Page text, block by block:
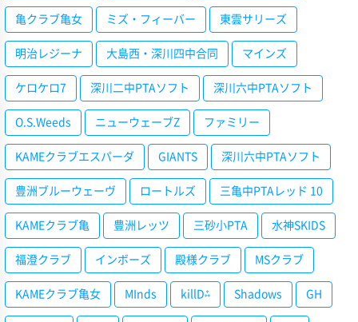
亀クラブ亀女 ミズ・フィーバー 東雲サリーズ
明治レジーナ 大島西・深川四中合同 マインズ
ケロケロ7 深川二中PTAソフト 深川六中PTAソフト
O.S.Weeds ニューウェーブZ ファミリー
KAMEクラブエスパーダ GIANTS 深川六中PTAソフト
豊洲ブルーウェーヴ ロートルズ 三亀中PTAレッド 10
KAMEクラブ亀 豊洲レッツ 三砂小PTA 水神SKIDS
福澄クラブ インボーズ 殿様クラブ MSクラブ
KAMEクラブ亀女 MInds killD⁂ Shadows GH